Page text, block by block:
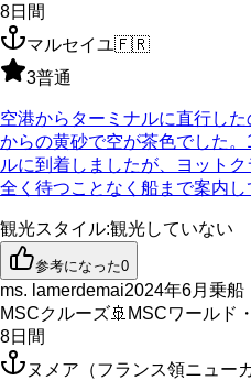
8日間
マルセイユ🇫🇷
3普通
空港からターミナルに直行し
からの黄砂で空が茶色でした
ルに到着しましたが、ヨット
全く待つことなく船まで案内し
観光スタイル:観光していない
参考になった0
ms. lamerdemai2024年6月乗船
MSCクルーズ🚢 MSCワールド
8日間
ヌメア（フランス領ニュー